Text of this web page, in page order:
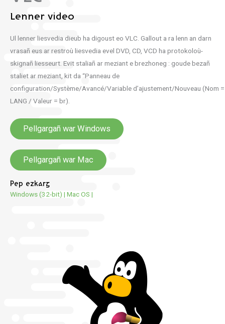
Lenner video
Ul lenner liesvedia dieub ha digoust eo VLC. Gallout a ra lenn an darn
vrasañ eus ar restroù liesvedia evel DVD, CD, VCD ha protokoloù-
skignañ liesseurt. Evit staliañ ar meziant e brezhoneg : goude bezañ
staliet ar meziant, kit da “Panneau de
configuration/Système/Avancé/Variable d’ajustement/Nouveau (Nom =
LANG / Valeur = br).
Pellgargañ war Windows
Pellgargañ war Mac
Pep ezkarg
Windows (32-bit) | Mac OS |